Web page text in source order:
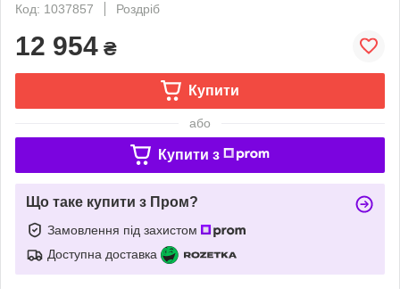
Код: 1037857
Роздріб
12 954 ₴
Купити
або
Купити з
Що таке купити з Пром?
Замовлення під захистом
Доступна доставка